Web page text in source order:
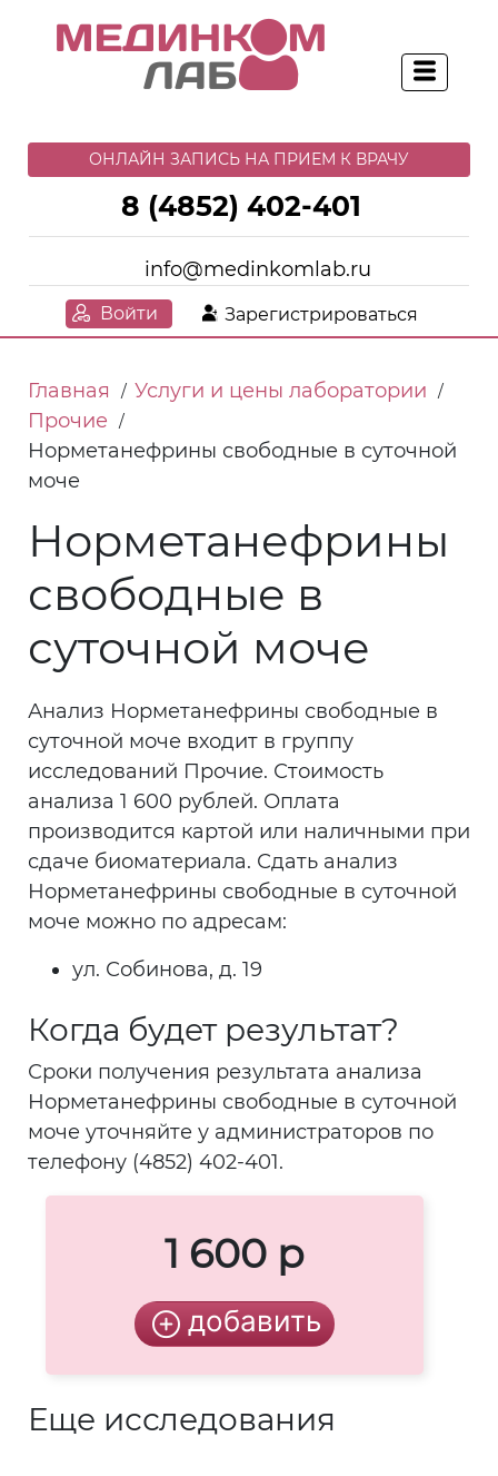
ОНЛАЙН ЗАПИСЬ НА ПРИЕМ К ВРАЧУ
8 (4852) 402-401
info@medinkomlab.ru
Войти Зарегистрироваться
Главная / Услуги и цены лаборатории /
Прочие /
Норметанефрины свободные в суточной
моче
Норметанефрины
свободные в
суточной моче
Анализ Норметанефрины свободные в
суточной моче входит в группу
исследований Прочие. Стоимость
анализа 1 600 рублей. Оплата
производится картой или наличными при
сдаче биоматериала. Сдать анализ
Норметанефрины свободные в суточной
моче можно по адресам:
ул. Собинова, д. 19
Когда будет результат?
Сроки получения результата анализа
Норметанефрины свободные в суточной
моче уточняйте у администраторов по
телефону (4852) 402-401.
1 600 р
Еще исследования